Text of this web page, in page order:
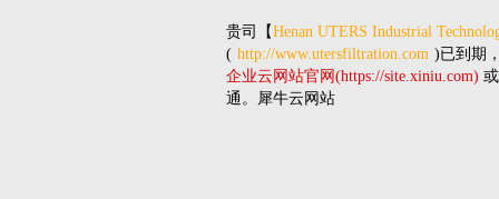
贵司 【Henan UTERS Industrial
( http://www.utersfiltration.com )已到期
企业云网站官网(https://site.xiniu.com)
通。犀牛云网站